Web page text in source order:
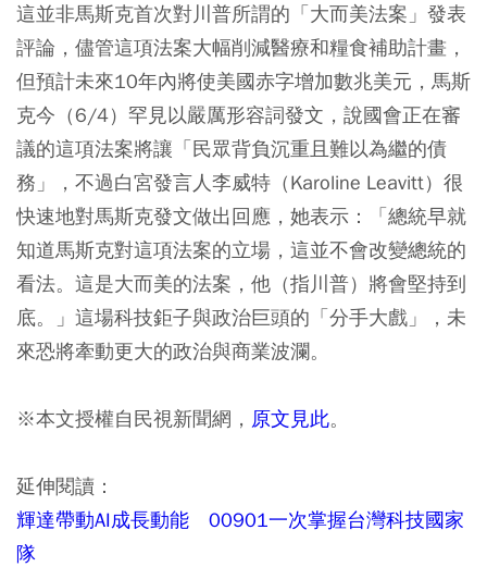
這並非馬斯克首次對川普所謂的「大而美法案」發表
評論，儘管這項法案大幅削減醫療和糧食補助計畫，
但預計未來10年內將使美國赤字增加數兆美元，馬斯
克今（6/4）罕見以嚴厲形容詞發文，說國會正在審
議的這項法案將讓「民眾背負沉重且難以為繼的債
務」，不過白宮發言人李威特（Karoline Leavitt）很
快速地對馬斯克發文做出回應，她表示：「總統早就
知道馬斯克對這項法案的立場，這並不會改變總統的
看法。這是大而美的法案，他（指川普）將會堅持到
底。」這場科技鉅子與政治巨頭的「分手大戲」，未
來恐將牽動更大的政治與商業波瀾。
※本文授權自民視新聞網， 原文見此。
延伸閱讀：
輝達帶動AI成長動能 00901一次掌握台灣科技國家
隊